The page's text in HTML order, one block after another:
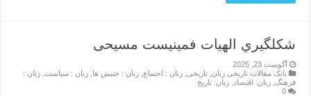
شکلگیري الهیات فمینیست مسیحی
آگوست 23, 2025
بانک مقالات تاریخی زنان ,تاریخی ,زنان : اجتماع ,زنان : جنبش ها ,زنان : سیاست ,زنان :
فرهنگ ,زنان: اقتصاد ,زنان: تاریخ
0